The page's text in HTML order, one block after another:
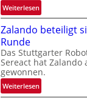
Weiterlesen:
I
n
e
r
n
a
t
Zalando beteiligt
Runde
Das Stuttgarter
Sereact hat Zalando
gewonnen.
Weiterlesen:
Z